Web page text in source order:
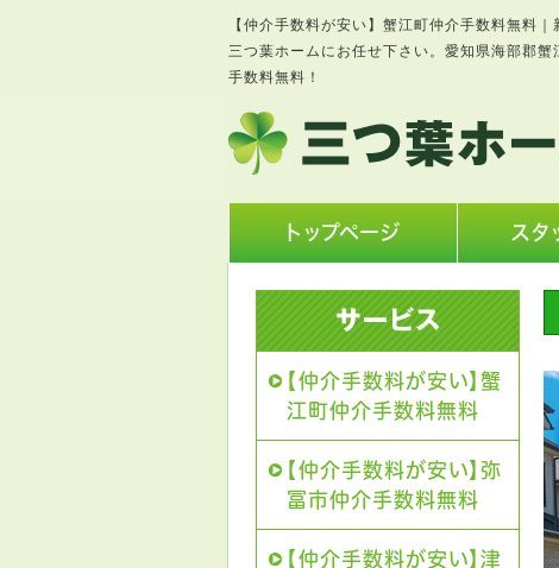
【仲介手数料が安い】蟹江町仲介手数料無料
三つ葉ホームにお任せ下さい。愛知県海部郡
手数料無料！
トップページ スタ
【仲介手数料が安い】蟹
江町仲介手数料無料
【仲介手数料が安い】弥
冨市仲介手数料無料
【仲介手数料が安い】津